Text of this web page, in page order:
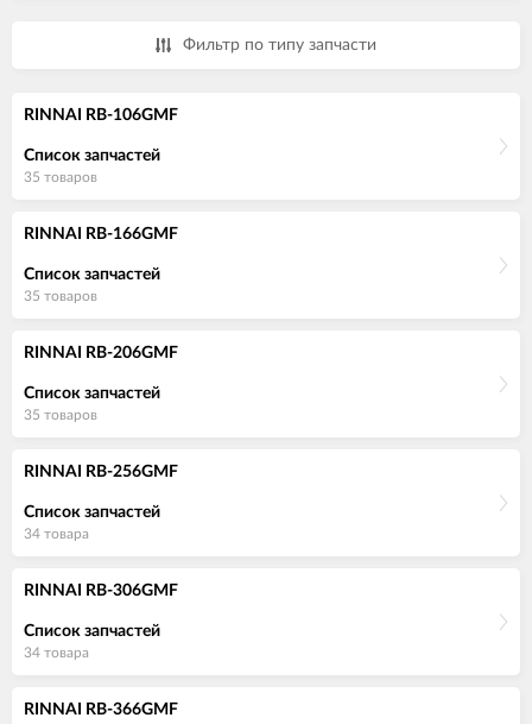
Фильтр по типу запчасти
RINNAI RB-106GMF
Список запчастей
35 товаров
RINNAI RB-166GMF
Список запчастей
35 товаров
RINNAI RB-206GMF
Список запчастей
35 товаров
RINNAI RB-256GMF
Список запчастей
34 товара
RINNAI RB-306GMF
Список запчастей
34 товара
RINNAI RB-366GMF